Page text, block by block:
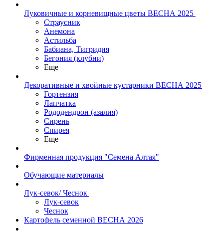
Луковичные и корневищные цветы ВЕСНА 2025
Страусник
Анемона
Астильба
Бабиана, Тигридия
Бегония (клубни)
Еще
Декоративные и хвойные кустарники ВЕСНА 2025
Гортензия
Лапчатка
Рододендрон (азалия)
Сирень
Спирея
Еще
Фирменная продукция "Семена Алтая"
Обучающие материалы
Лук-севок/ Чеснок
Лук-севок
Чеснок
Картофель семенной ВЕСНА 2026